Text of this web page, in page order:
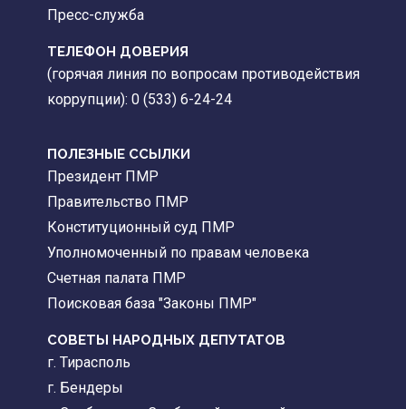
Пресс-служба
ТЕЛЕФОН ДОВЕРИЯ
(горячая линия по вопросам противодействия
коррупции): 0 (533) 6-24-24
ПОЛЕЗНЫЕ ССЫЛКИ
Президент ПМР
Правительство ПМР
Конституционный суд ПМР
Уполномоченный по правам человека
Счетная палата ПМР
Поисковая база "Законы ПМР"
СОВЕТЫ НАРОДНЫХ ДЕПУТАТОВ
г. Тирасполь
г. Бендеры